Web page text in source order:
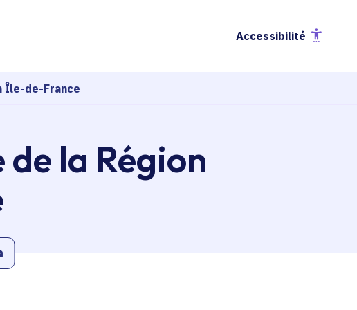
Accessibilité
Île-de-France
la Région
le presse-papier